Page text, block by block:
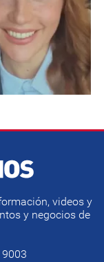
videos y
y negocios de